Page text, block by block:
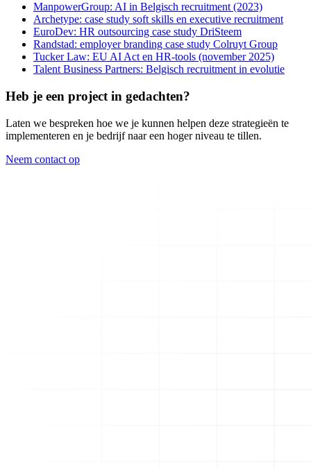
ManpowerGroup: AI in Belgisch recruitment (2023)
Archetype: case study soft skills en executive recruitment
EuroDev: HR outsourcing case study DriSteem
Randstad: employer branding case study Colruyt Group
Tucker Law: EU AI Act en HR-tools (november 2025)
Talent Business Partners: Belgisch recruitment in evolutie
Heb je een project in gedachten?
Laten we bespreken hoe we je kunnen helpen deze strategieën te
implementeren en je bedrijf naar een hoger niveau te tillen.
Neem contact op